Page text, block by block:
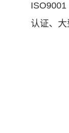
认证、